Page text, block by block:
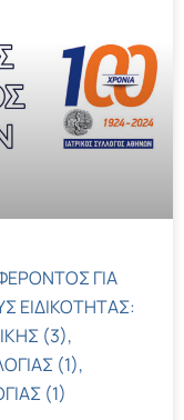
ΓΙΑ
ΕΙΔΙΚΟΤΗΤΑΣ:
(3),
(1),
(1)